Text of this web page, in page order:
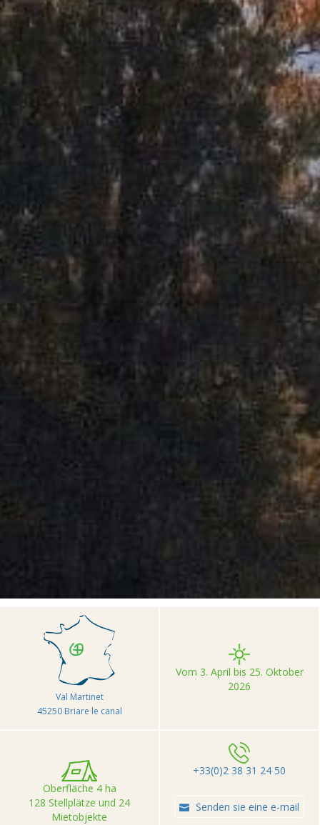
Val Martinet
45250 Briare le canal
Vom 3. April bis 25. Oktober
2026
Oberfläche 4 ha
128 Stellplätze und 24
Mietobjekte
+33(0)2 38 31 24 50
Senden sie eine e-mail